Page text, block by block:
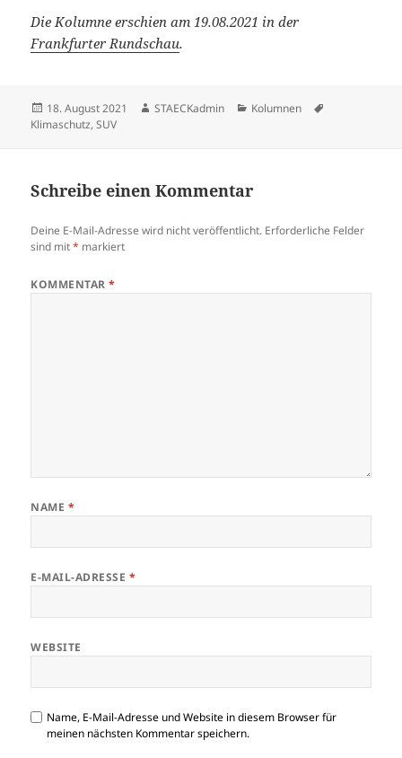
Die Kolumne erschien am 19.08.2021 in der
Frankfurter Rundschau.
Veröffentlicht
am
18. August 2021 Autor
STAECKadmin Kategorien
Kolumnen
Klimaschutz,SUV
Schreibe einen Kommentar
Deine E-Mail-Adresse wird nicht veröffentlicht. Erforderliche Felder
sind mit* markiert
KOMMENTAR*
NAME *
E-MAIL-ADRESSE *
WEBSITE
Name, E-Mail-Adresse und Website in diesem Browser für
meinen nächsten Kommentar speichern.